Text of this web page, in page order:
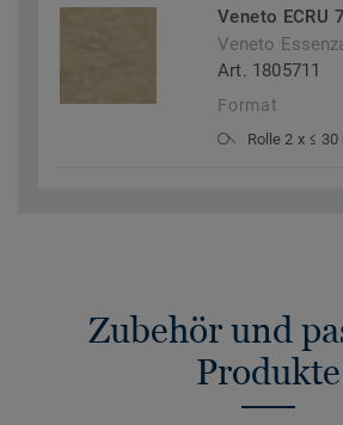
Veneto ECRU
Veneto
Art. 1805711
Format
Rolle 2 x ≤ 30
Zubehör und
Produkte